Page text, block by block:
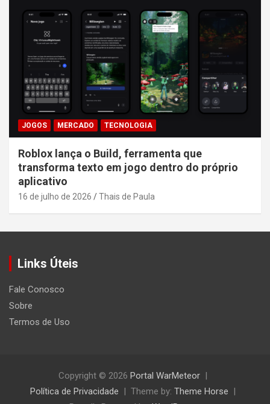
JOGOS MERCADO TECNOLOGIA
Roblox lança o Build, ferramenta que
transforma texto em jogo dentro do próprio
aplicativo
16 de julho de 2026 Thais de Paula
Links Úteis
Fale Conosco
Sobre
Termos de Uso
Copyright © 2026 Portal WarMeteor
Política de Privacidade
Theme by: Theme Horse